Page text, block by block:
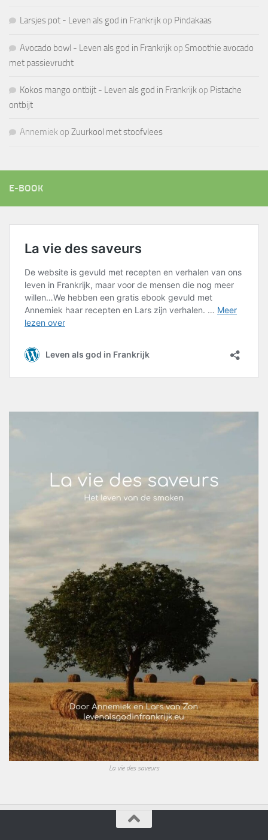
Larsjes pot - Leven als god in Frankrijk op Pindakaas
Avocado bowl - Leven als god in Frankrijk op Smoothie avocado
met passievrucht
Kokos mango ontbijt - Leven als god in Frankrijk op Pistache
ontbijt
Annemiek op Zuurkool met stoofvlees
E-BOOK
La vie des saveurs